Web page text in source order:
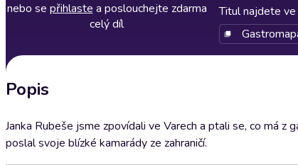
nebo se přihlaste a poslouchejte zdarma
celý díl
Titul najdete ve
Popis
Janka Rubeše jsme zpovídali ve Varech a ptali se, co má
poslal svoje blízké kamarády ze zahraničí.